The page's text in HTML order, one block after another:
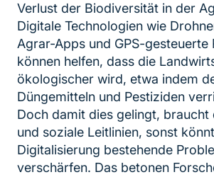
Verlust der Biodiversität in der
Digitale Technologien wie
Agrar-Apps und GPS-gesteuerte
können helfen, dass die
ökologischer wird, etwa indem
Düngemitteln und Pestiziden
Doch damit dies gelingt, braucht
und soziale Leitlinien, sonst
Digitalisierung bestehende
verschärfen. Das betonen